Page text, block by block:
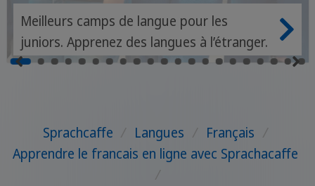
Meilleurs camps de langue pour les
juniors. Apprenez des langues à l’étranger.
Sprachcaffe / Langues / Français /
Apprendre le francais en ligne avec Sprachacaffe